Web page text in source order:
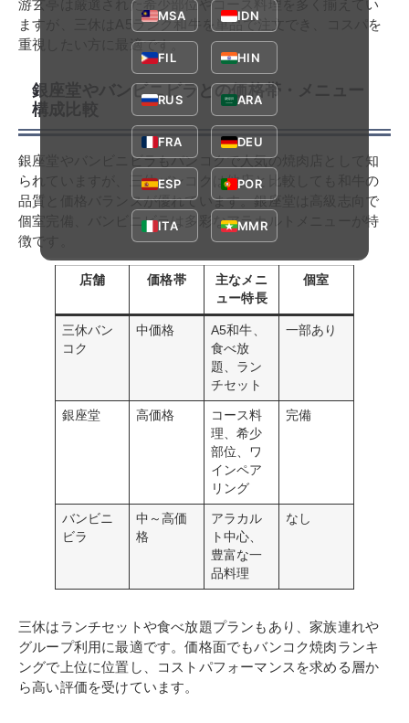
游玄亭は厳選された希少部位やコース料理を多く揃えてい
ますが、三休はA5ランク和牛を単品で注文でき、コスパを
重視したい方に最適です。
銀座堂やバンビニビラとの価格帯・メニュー
構成比較
銀座堂やバンビニビラもバンコクで人気の焼肉店として知
られていますが、三休バンコクは他店と比較しても和牛の
品質と価格バランスが優れています。銀座堂は高級志向で
個室完備、バンビニビラは多彩なアラカルトメニューが特
徴です。
店舗 価格帯
主なメニ
ュー特長
個室
三休バン
コク
中価格
A5和牛、
食べ放
題、ラン
チセット
一部あり
銀座堂 高価格
コース料
理、希少
部位、ワ
インペア
リング
完備
バンビニ
ビラ
中～高価
格
アラカル
ト中心、
豊富な一
品料理
なし
三休はランチセットや食べ放題プランもあり、家族連れや
グループ利用に最適です。価格面でもバンコク焼肉ランキ
ングで上位に位置し、コストパフォーマンスを求める層か
ら高い評価を受けています。
MSA IDN
FIL HIN
RUS ARA
FRA DEU
ESP POR
ITA MMR